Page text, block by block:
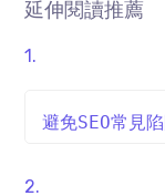
延伸閱讀推薦
避免SEO常見